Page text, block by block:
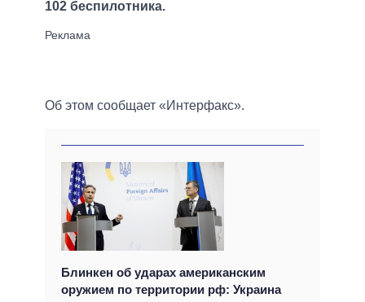
102 беспилотника.
Об этом сообщает «Интерфакс».
Блинкен об ударах американским
оружием по территории рф: Украина